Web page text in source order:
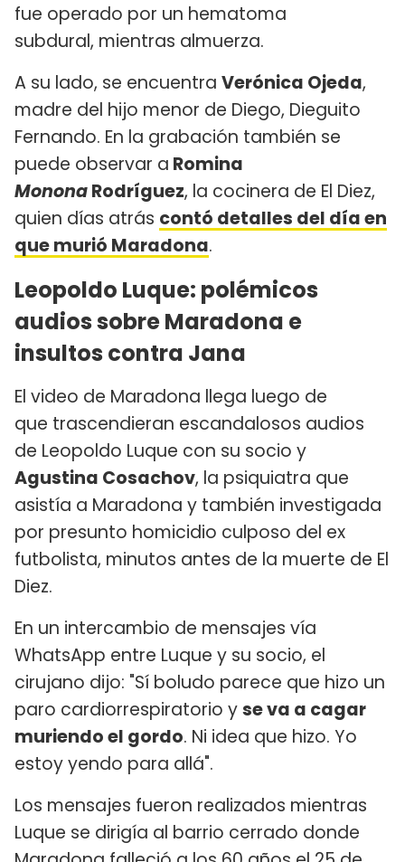
fue operado por un hematoma
subdural, mientras almuerza.
A su lado, se encuentra Verónica Ojeda,
madre del hijo menor de Diego, Dieguito
Fernando. En la grabación también se
puede observar a Romina
MononaRodríguez, la cocinera de El Diez,
quien días atrás contó detalles del día en
que murió Maradona.
Leopoldo Luque: polémicos
audios sobre Maradona e
insultos contra Jana
El video de Maradona llega luego de
que trascendieran escandalosos audios
de Leopoldo Luque con su socio y
Agustina Cosachov, la psiquiatra que
asistía a Maradona y también investigada
por presunto homicidio culposo del ex
futbolista, minutos antes de la muerte de El
Diez.
En un intercambio de mensajes vía
WhatsApp entre Luque y su socio, el
cirujano dijo: "Sí boludo parece que hizo un
paro cardiorrespiratorio yse va a cagar
muriendo el gordo. Ni idea que hizo. Yo
estoy yendo para allá".
Los mensajes fueron realizados mientras
Luque se dirigía al barrio cerrado donde